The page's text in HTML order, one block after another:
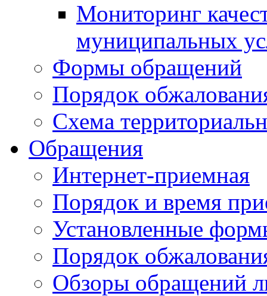
Мониторинг
муниципальных
Формы обращений
Порядок
Схема
Обращения
Интернет-приемная
Порядок и время
Установленные
Порядок
Обзоры обращений